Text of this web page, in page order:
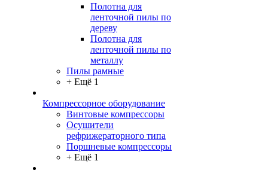
Полотна для
ленточной пилы по
дереву
Полотна для
ленточной пилы по
металлу
Пилы рамные
+ Ещё 1
Компрессорное оборудование
Винтовые компрессоры
Осушители
рефрижераторного типа
Поршневые компрессоры
+ Ещё 1